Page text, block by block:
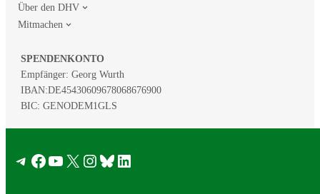
Über den DHV
Mitmachen
SPENDENKONTO
Empfänger: Georg Wurth
IBAN:DE45430609678068676900
BIC: GENODEM1GLS
spenden(at)hanfverband.de
Telegram
Facebook
YouTube
X Instagram
Bluesky
LinkedIn